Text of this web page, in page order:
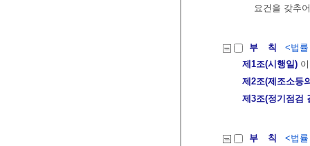
요건을 갖추
부 칙
<법
제1조(시행일)
제2조(제조소등
제3조(정기점검
부 칙
<법